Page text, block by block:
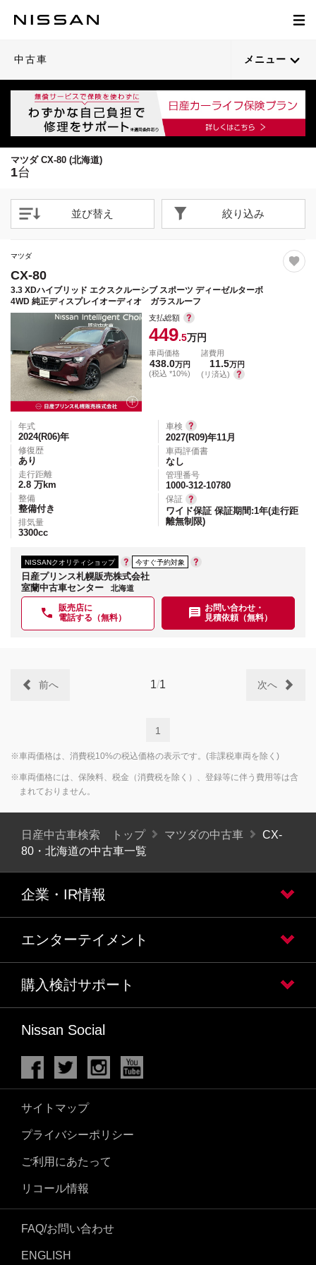
中古車 メニュー
マツダ CX-80 (北海道)
1台
並び替え 絞り込み
67
閉じる
マツダ
CX-80
3.3 XDハイブリッド エクスクルーシブ スポーツ ディーゼルターボ
4WD 純正ディスプレイオーディオ ガラスルーフ
支払総額
449.5万円
車両価格
438.0万円
(税込 *10%)
諸費用
11.5万円
(リ済込)
年式
2024(R06)年
修復歴
あり
走行距離
2.8 万km
整備
整備付き
排気量
3300cc
車検
2027(R09)年11月
車両評価書
なし
管理番号
1000-312-10780
保証
ワイド保証 保証期間:1年(走行距
離無制限)
NISSANクオリティショップ 今すぐ予約対象
日産プリンス札幌販売株式会社
室蘭中古車センター
北海道
販売店に
電話する（無料）
お問い合わせ・
見積依頼（無料）
1/1
前へ 次へ
1
※車両価格は、消費税10%の税込価格の表示です。(非課税車両を除く)
※車両価格には、保険料、税金（消費税を除く）、登録等に伴う費用等は含
まれておりません。
日産中古車検索 トップ マツダの中古車
CX-
80・北海道の中古車一覧
企業・IR情報
エンターテイメント
購入検討サポート
Nissan Social
サイトマップ
プライバシーポリシー
ご利用にあたって
リコール情報
FAQ/お問い合わせ
ENGLISH